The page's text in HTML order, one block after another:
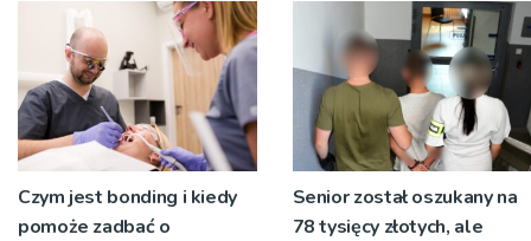
niecodziennych
okolicznościach
Czym jest bonding i kiedy
pomoże zadbać o
Senior został oszukany na
78 tysięcy złotych, ale